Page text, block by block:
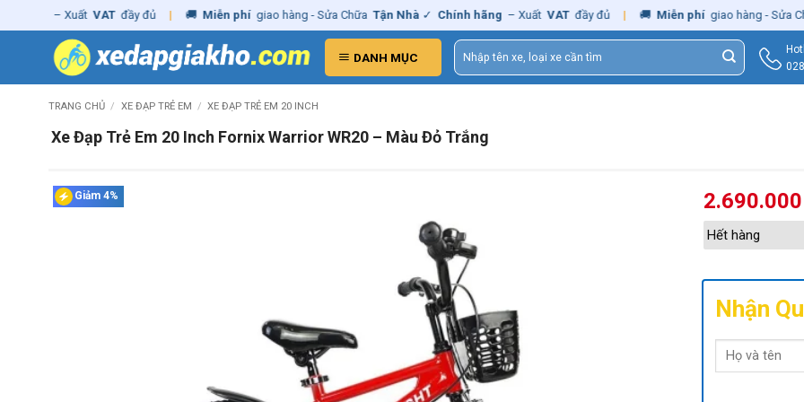
to
– Xuất VAT đầy đủ | 🚚 Miễn phí giao hàng - Sửa Chữa Tận Nhà ✓ Chính hãng – Xuất VAT đầy đủ | 🚚 Miễn phí giao hàng - Sửa Chữa
DANH MỤC
Tìm
kiếm:
TRANG CHỦ / XE ĐẠP TRẺ EM / XE ĐẠP TRẺ EM 20 INCH
Xe Đạp Trẻ Em 20 Inch Fornix Warrior WR20 – Màu Đỏ Trắng
Giảm 4%
Hết hàng
Nhận